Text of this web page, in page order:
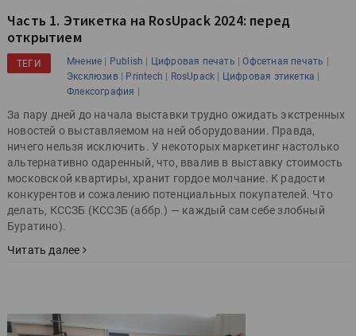
Часть 1. Этикетка на RosUpack 2024: перед
открытием
ТЕГИ Мнение | Publish | Цифровая печать |Офсетная печать |
Эксклюзив | Printech | RosUpack | Цифровая этикетка |
Флексография |
За пару дней до начала выставки трудно ожидать экстренных
новостей о выставляемом на ней оборудовании. Правда,
ничего нельзя исключить. У некоторых маркетинг настолько
альтернативно одаренный, что, ввалив в выставку стоимость
московской квартиры, хранит гордое молчание. К радости
конкурентов и сожалению потенциальных покупателей. Что
делать, КССЗБ (КССЗБ (аббр.) — каждый сам себе злобный
Буратино).
Читать далее